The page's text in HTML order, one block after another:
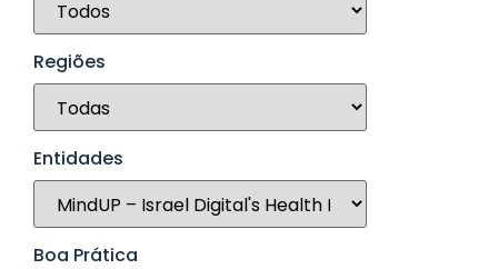
Regiões
Entidades
Boa Prática